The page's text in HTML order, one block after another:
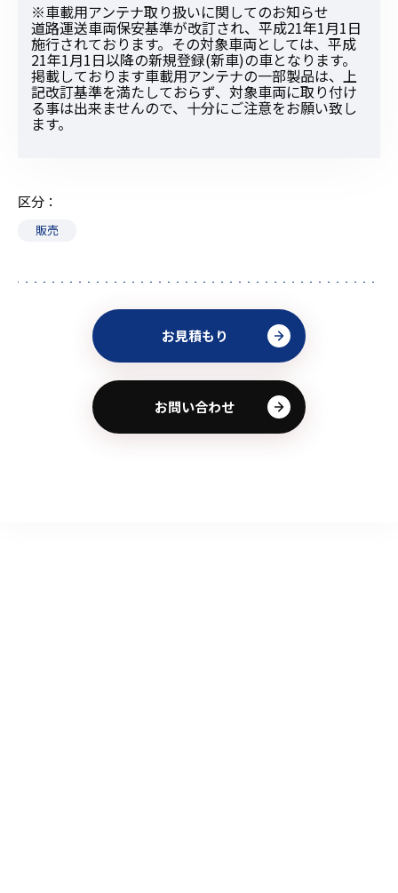
※車載用アンテナ取り扱いに関してのお知らせ
道路運送車両保安基準が改訂され、平成21年1月1日
施行されております。その対象車両としては、平成
21年1月1日以降の新規登録(新車)の車となります。
掲載しております車載用アンテナの一部製品は、上
記改訂基準を満たしておらず、対象車両に取り付け
る事は出来ませんので、十分にご注意をお願い致し
ます。
区分
販売
お見積もり
お問い合わせ